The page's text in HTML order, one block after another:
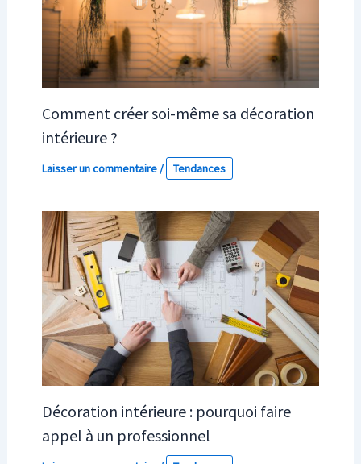
Comment créer soi-même sa décoration
intérieure ?
Laisser un commentaire/ Tendances
Décoration intérieure : pourquoi faire
appel à un professionnel